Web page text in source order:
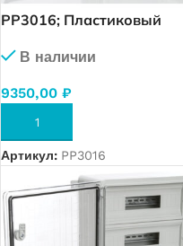
PP3016; Пластиковый
IP65. УХЛ1., 350х500х190,
В наличии
9350,00 ₽
В КОРЗИНУ
Артикул: PP3016